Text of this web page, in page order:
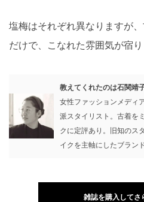
塩梅はそれぞれ異なりますが
だけで、こなれた雰囲気が宿り
教えてくれたのは石関靖
女性ファッションメディ
派スタイリスト。古着を
クに定評あり。旧知のス
イクを主軸にしたブラン
雑誌を購入してさ